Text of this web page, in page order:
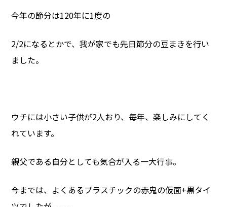
今年の節分は120年に1度の
2/2になるとかで、我が家でも先日節分の豆まきを行い
ました。
ウチには小さい子供が2人おり、毎年、楽しみにしてく
れています。
親父である自分としても気合が入る一大行事。
今までは、よくあるプラスチックの赤鬼の仮面+黒タイ